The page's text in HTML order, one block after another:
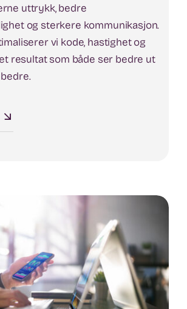
uttrykk, bedre
og sterkere kommunikasjon.
vi kode, hastighet og
resultat som både ser bedre ut